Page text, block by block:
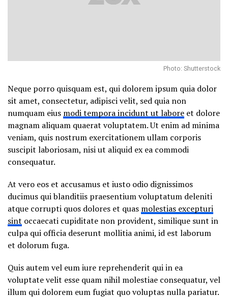
Photo: Shutterstock
Neque porro quisquam est, qui dolorem ipsum quia dolor
sit amet, consectetur, adipisci velit, sed quia non
numquam eius modi tempora incidunt ut labore et dolore
magnam aliquam quaerat voluptatem. Ut enim ad minima
veniam, quis nostrum exercitationem ullam corporis
suscipit laboriosam, nisi ut aliquid ex ea commodi
consequatur.
At vero eos et accusamus et iusto odio dignissimos
ducimus qui blanditiis praesentium voluptatum deleniti
atque corrupti quos dolores et quas molestias excepturi
sint occaecati cupiditate non provident, similique sunt in
culpa qui officia deserunt mollitia animi, id est laborum
et dolorum fuga.
Quis autem vel eum iure reprehenderit qui in ea
voluptate velit esse quam nihil molestiae consequatur, vel
illum qui dolorem eum fugiat quo voluptas nulla pariatur.